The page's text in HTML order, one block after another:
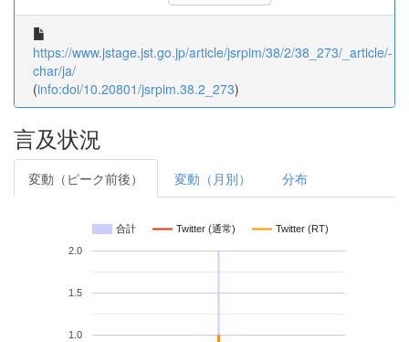
https://www.jstage.jst.go.jp/article/jsrpim/38/2/38_273/_article/-
char/ja/
(info:doi/10.20801/jsrpim.38.2_273)
言及状況
変動（ピーク前後） 変動（月別） 分布
合計 Twitter (通常) Twitter (RT)
1.0
1.5
2.0